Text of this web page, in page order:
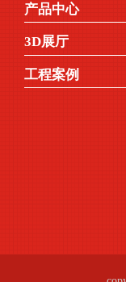
产品中心
3D展厅
工程案例